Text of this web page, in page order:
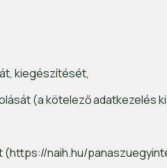
kiegészítését,
(a kötelező adatkezelés
naih.hu/